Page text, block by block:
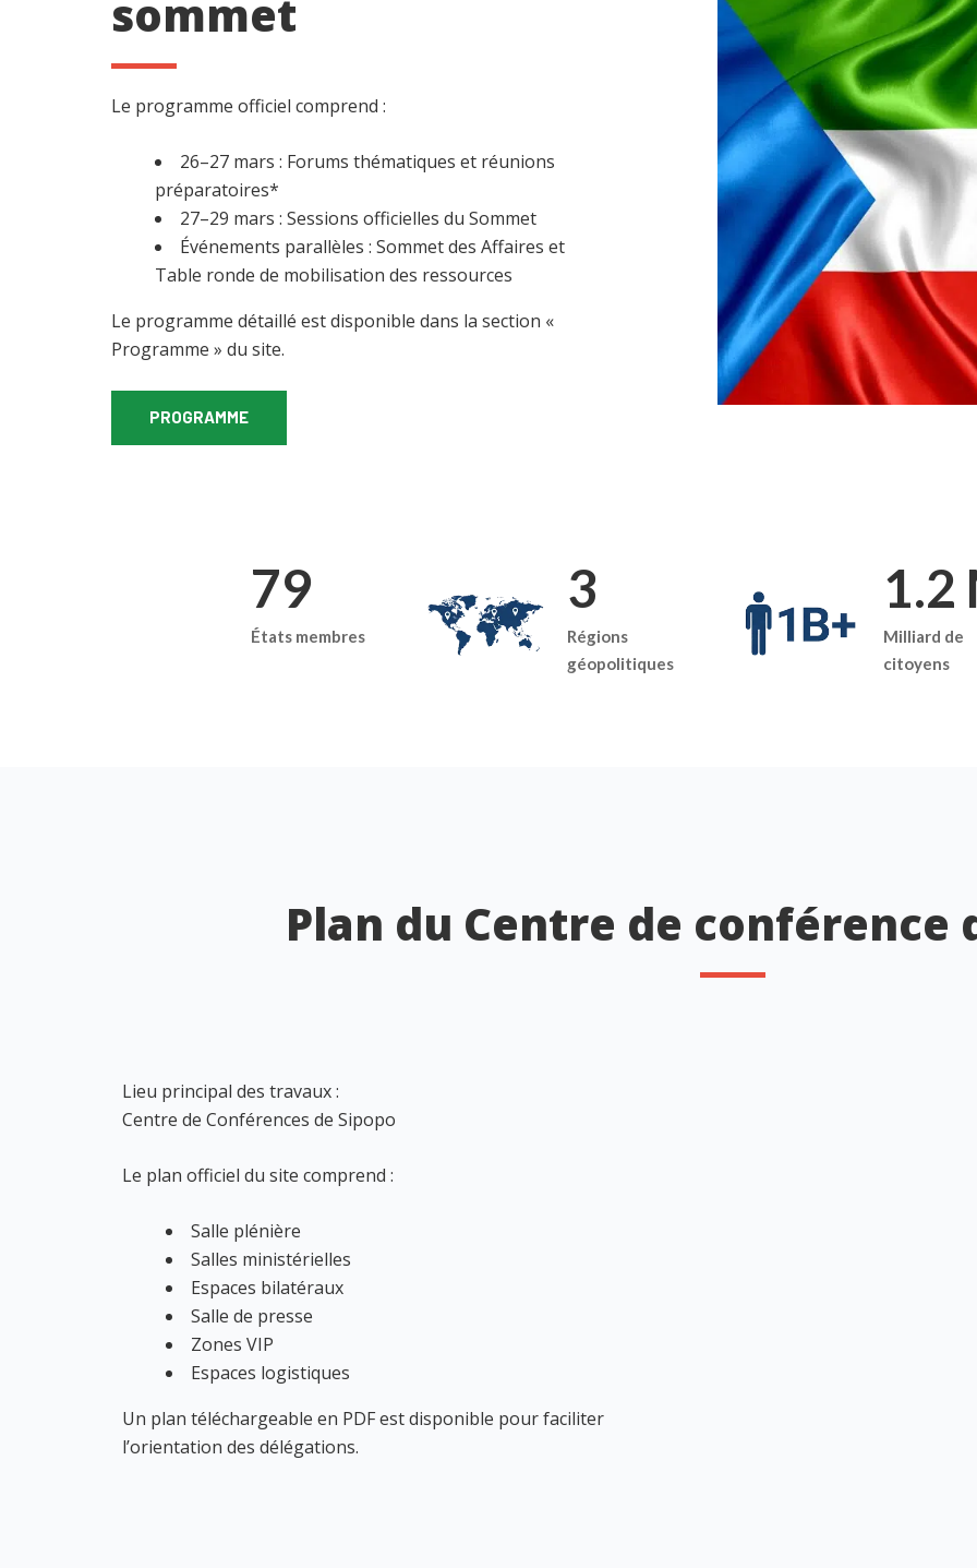
sommet
Le programme officiel comprend :
26–27 mars : Forums thématiques et réunions
préparatoires*
27–29 mars : Sessions officielles du Sommet
Événements parallèles : Sommet des Affaires et
Table ronde de mobilisation des ressources
Le programme détaillé est disponible dans la section «
Programme » du site.
PROGRAMME
79
États membres
3
Régions
géopolitiques
1.2
Milliard de
citoyens
Plan du Centre de conférence
Lieu principal des travaux :
Centre de Conférences de Sipopo
Le plan officiel du site comprend :
Salle plénière
Salles ministérielles
Espaces bilatéraux
Salle de presse
Zones VIP
Espaces logistiques
Un plan téléchargeable en PDF est disponible pour faciliter
l’orientation des délégations.